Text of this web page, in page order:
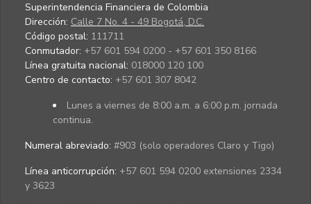
Superintendencia Financiera de Colombia
Dirección: Calle 7 No. 4 - 49 Bogotá, D.C.
Código postal: 111711
Conmutador: +57 601 594 0200 - +57 601 350 8166
Línea gratuita nacional: 018000 120 100
Centro de contacto: +57 601 307 8042
Lunes a viernes de 8:00 a.m. a 6:00 p.m. jornada
continua.
Numeral abreviado: #903 (solo operadores Claro y Tigo)
Línea anticorrupción: +57 601 594 0200 extensiones 2334
y 3623